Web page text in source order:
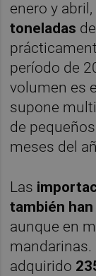
enero y abril,
toneladas
período de
volumen es
supone
de
meses del
Las
también
aunque en
mandarinas.
adquirido